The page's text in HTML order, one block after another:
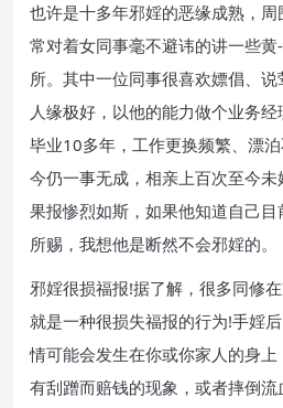
也许是十多年邪婬的恶缘成熟，
常对着女同事毫不避讳的讲一些
所。其中一位同事很喜欢嫖倡、说
人缘极好，以他的能力做个业务
毕业10多年，工作更换频繁、漂
今仍一事无成，相亲上百次至今
果报惨烈如斯，如果他知道自己
所赐，我想他是断然不会邪婬的。
邪婬很损福报!据了解，很多同修
就是一种很损失福报的行为!手婬
情可能会发生在你或你家人的身
有刮蹭而赔钱的现象，或者摔倒